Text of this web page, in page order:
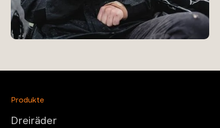
Produkte
Dreiräder